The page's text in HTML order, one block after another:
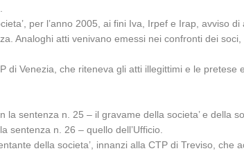
per l’anno 2005, ai fini Iva, Irpef e Irap, avviso
Analoghi atti venivano emessi nei confronti dei
di Venezia, che riteneva gli atti illegittimi e le
sentenza n. 25 – il gravame della societa’ e della
n. 26 – quello dell’Ufficio.
della societa’, innanzi alla CTP di Treviso, che